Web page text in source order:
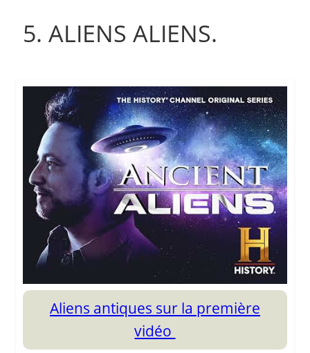
5. ALIENS ALIENS.
Aliens antiques sur la première
vidéo